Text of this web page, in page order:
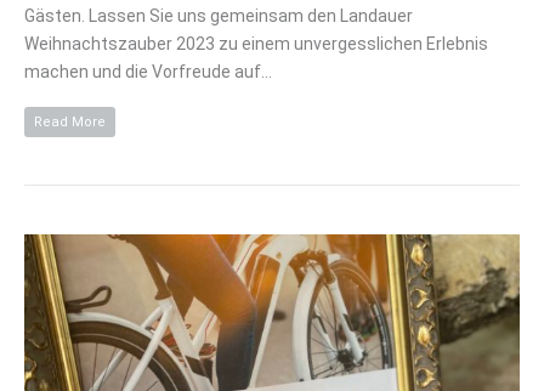
Gästen. Lassen Sie uns gemeinsam den Landauer
Weihnachtszauber 2023 zu einem unvergesslichen Erlebnis
machen und die Vorfreude auf…
Read More